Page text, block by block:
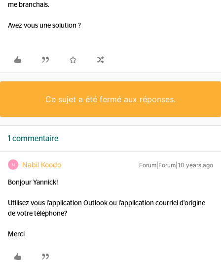
me branchais.
Avez vous une solution ?
Ce sujet a été fermé aux réponses.
1 commentaire
N Nabil Koodo Forum|Forum|10 years ago
Bonjour Yannick!
Utilisez vous l'application Outlook ou l'application courriel d'origine
de votre téléphone?
Merci